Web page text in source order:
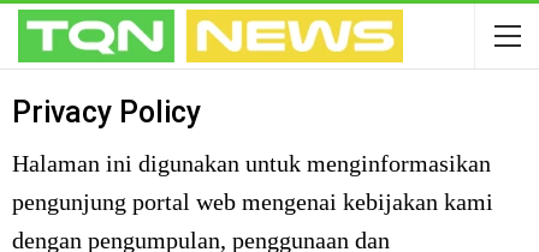
Privacy Policy
Halaman ini digunakan untuk menginformasikan
pengunjung portal web mengenai kebijakan kami
dengan pengumpulan, penggunaan dan